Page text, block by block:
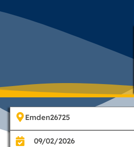
Emden26725
09/02/2026